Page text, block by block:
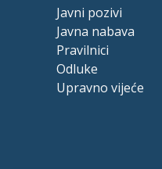
Javni pozivi
Javna nabava
Pravilnici
Odluke
Upravno vijeće